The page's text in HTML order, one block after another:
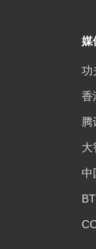
媒
功
香
大
中